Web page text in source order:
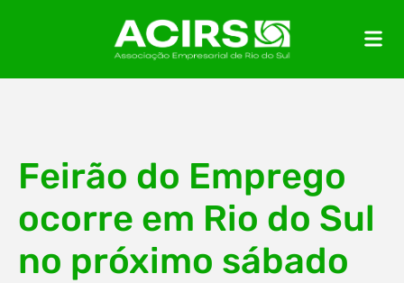
Feirão do Emprego
ocorre em Rio do Sul
no próximo sábado